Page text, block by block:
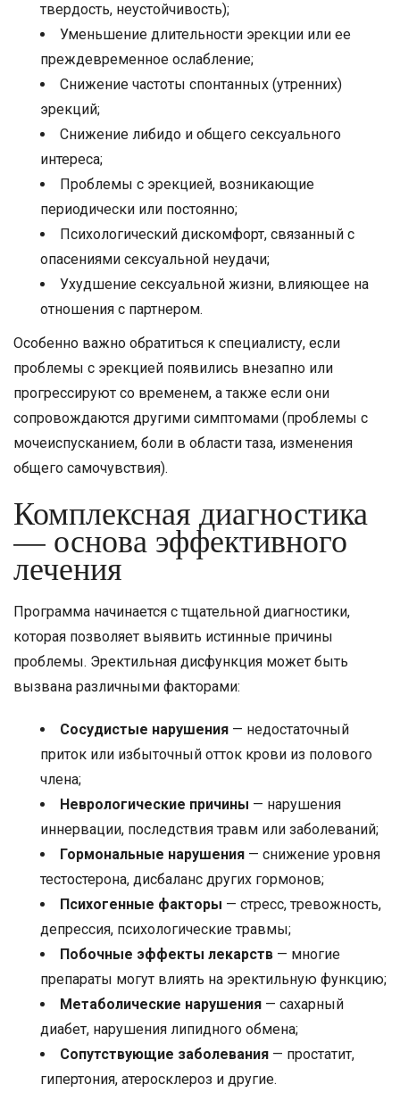
твердость, неустойчивость);
Уменьшение длительности эрекции или ее
преждевременное ослабление;
Снижение частоты спонтанных (утренних)
эрекций;
Снижение либидо и общего сексуального
интереса;
Проблемы с эрекцией, возникающие
периодически или постоянно;
Психологический дискомфорт, связанный с
опасениями сексуальной неудачи;
Ухудшение сексуальной жизни, влияющее на
отношения с партнером.
Особенно важно обратиться к специалисту, если
проблемы с эрекцией появились внезапно или
прогрессируют со временем, а также если они
сопровождаются другими симптомами (проблемы с
мочеиспусканием, боли в области таза, изменения
общего самочувствия).
Комплексная диагностика
— основа эффективного
лечения
Программа начинается с тщательной диагностики,
которая позволяет выявить истинные причины
проблемы. Эректильная дисфункция может быть
вызвана различными факторами:
Сосудистые нарушения — недостаточный
приток или избыточный отток крови из полового
члена;
Неврологические причины — нарушения
иннервации, последствия травм или заболеваний;
Гормональные нарушения — снижение уровня
тестостерона, дисбаланс других гормонов;
Психогенные факторы — стресс, тревожность,
депрессия, психологические травмы;
Побочные эффекты лекарств — многие
препараты могут влиять на эректильную функцию;
Метаболические нарушения — сахарный
диабет, нарушения липидного обмена;
Сопутствующие заболевания — простатит,
гипертония, атеросклероз и другие.